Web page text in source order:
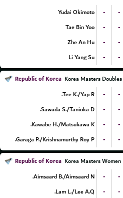
Yudai Okimoto
- -
Tae Bin Yoo
- -
Zhe An Hu
- -
Li Yang Su
- -
Republic of Korea Korea Masters Doubles
Tee K./Yap R.
- -
Sawada S./Tanioka D.
- -
Kawabe H./Matsukawa K.
- -
Garaga P./Krishnamurthy Roy P.
- -
Republic of Korea Korea Masters Women
Aimsaard B./Aimsaard N.
- -
Lam L./Lee A.Q.
- -